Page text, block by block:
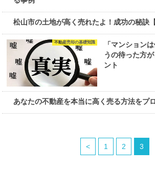
不動産を高く売る
松山市の土地が高く売れたよ！成功の秘訣【
不動産売却の基礎知識
「マンション
うの待った方
ント
不動産を売る
あなたの不動産を本当に高く売る方法をプ
< 1 2 3